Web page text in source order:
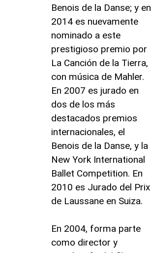
Benois de la Danse; y en
2014 es nuevamente
nominado a este
prestigioso premio por
La Canción de la Tierra,
con música de Mahler.
En 2007 es jurado en
dos de los más
destacados premios
internacionales, el
Benois de la Danse, y la
New York International
Ballet Competition. En
2010 es Jurado del Prix
de Laussane en Suiza.
En 2004, forma parte
como director y